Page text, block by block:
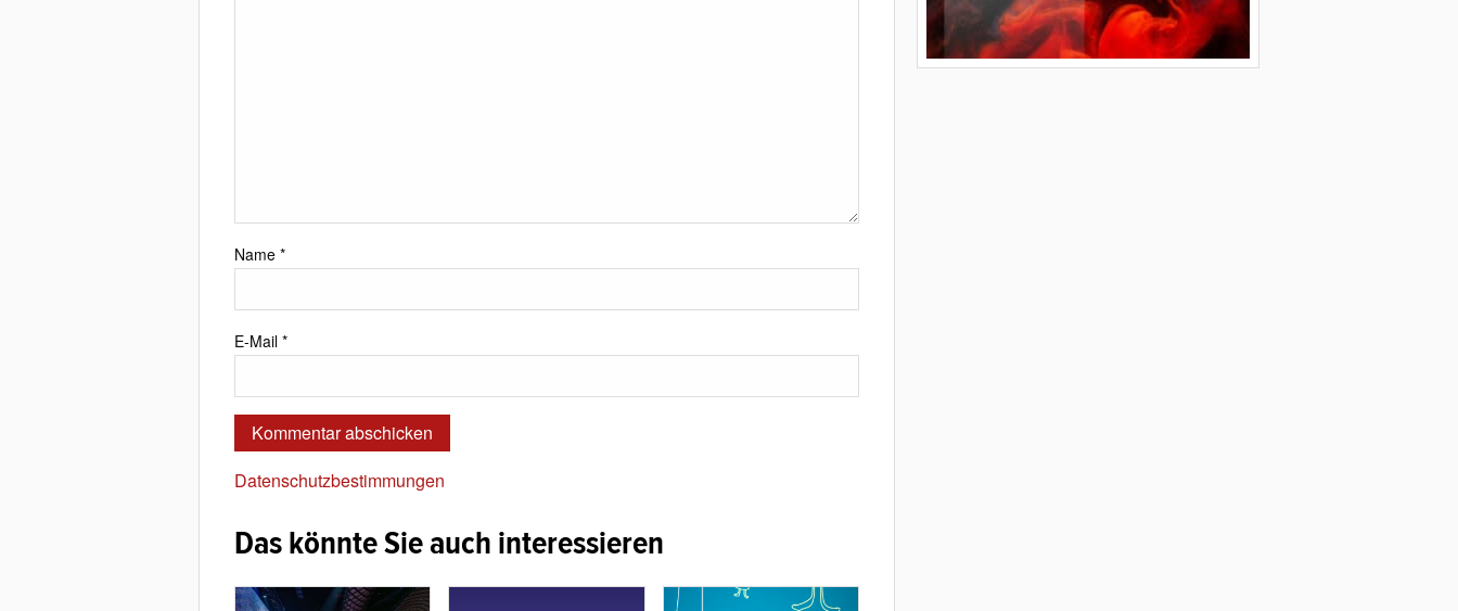
Name *
E-Mail *
Datenschutzbestimmungen
Das könnte Sie auch interessieren